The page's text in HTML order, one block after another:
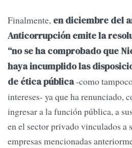
Finalmente, en diciembre del
Anticorrupción emite la
“no se ha comprobado que
haya incumplido las
de ética pública-como
intereses- ya que ha renunciado,
ingresar a la función pública, a
en el sector privado vinculados a
empresas mencionadas